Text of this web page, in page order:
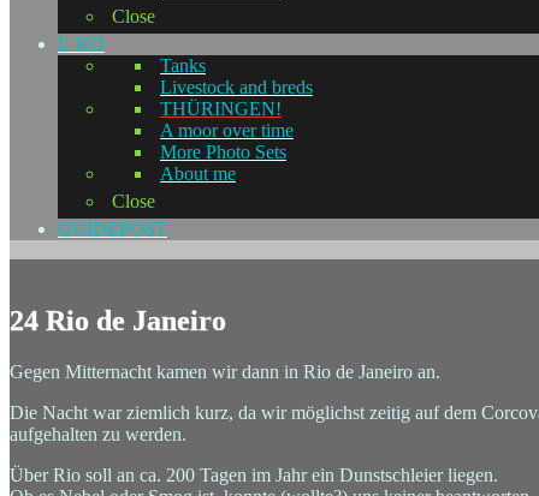
Close
L-KO
Tanks
Livestock and breds
THÜRINGEN!
A moor over time
More Photo Sets
About me
Close
GUIDEPOST
24 Rio de Janeiro
Gegen Mitternacht kamen wir dann in Rio de Janeiro an.
Die Nacht war ziemlich kurz, da wir möglichst zeitig auf dem
aufgehalten zu werden.
Über Rio soll an ca. 200 Tagen im Jahr ein Dunstschleier liegen.